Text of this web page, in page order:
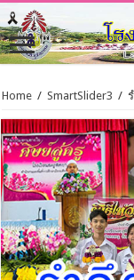
Home / SmartSlider3 /